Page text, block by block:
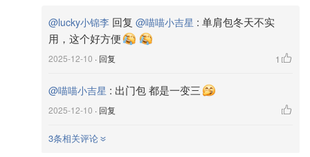
@lucky小锦李 回复 @喵喵小吉星 : 单肩包冬天不实
用，这个好方便
2025-12-10 · 回复 1
@喵喵小吉星 : 出门包 都是一变三
2025-12-10 · 回复
3条相关评论